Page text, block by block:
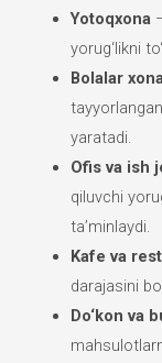
Yotoqxona
yorug‘likni
Bolalar
yaratadi.
Ofis va ish
qiluvchi
ta’minlaydi.
Kafe va
darajasini
Do‘kon va